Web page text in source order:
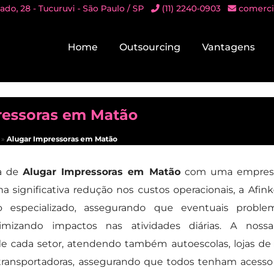
28 - Tucuruvi - São Paulo / SP (11) 2240-0903
Home Outsourcing Vantagens
em Matão
»Alugar Impressoras em Matão
deAlugar Impressoras em Matãocom uma
significativa redução nos custos operacionais, a
especializado, assegurando que eventuais
impactos nas atividades diárias. A
cada setor, atendendo também autoescolas, lojas
assegurando que todos tenham